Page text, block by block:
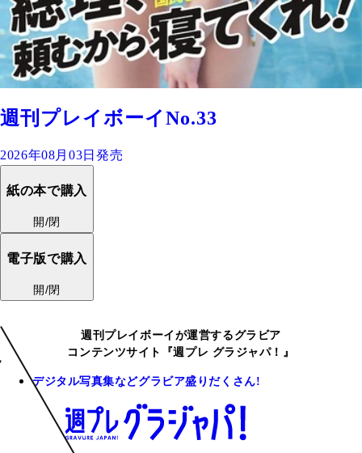
週刊プレイボーイNo.33
2026年08月03日発売
紙の本で購入
開/閉
電子版で購入
開/閉
週刊プレイボーイが運営するグラビア
コンテンツサイト『週プレ グラジャパ！』
デジタル写真集などグラビア盛りだくさん!